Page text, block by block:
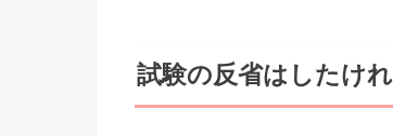
試験の反省はしたけ